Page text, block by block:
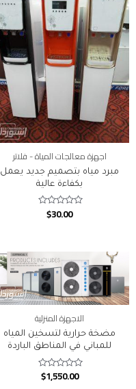
اجهزة معالجات المياة - فلاتر
مبرد مياه بتصميم جديد يعمل
بكفاءة عالية
Rated
$30.00
الاجهزة المنزلية
مضخة حرارية لتسخين المياه
للمباني في المناطق الباردة
Rated
$1,550.00